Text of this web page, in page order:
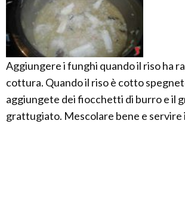
Aggiungere i funghi quando il riso ha
cottura. Quando il riso è cotto
aggiungete dei fiocchetti di burro e il
grattugiato. Mescolare bene e servire